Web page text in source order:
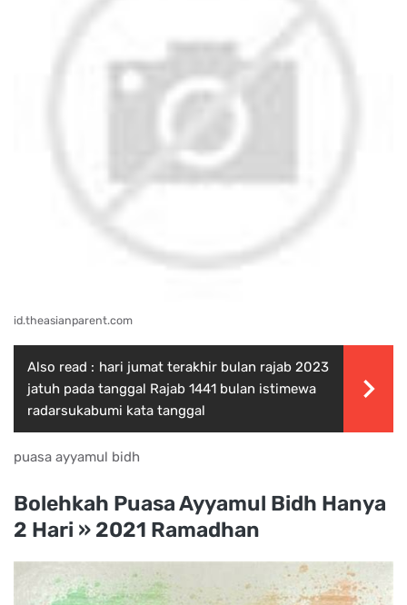
id.theasianparent.com
Also read : hari jumat terakhir bulan rajab 2023
jatuh pada tanggal Rajab 1441 bulan istimewa
radarsukabumi kata tanggal
puasa ayyamul bidh
Bolehkah Puasa Ayyamul Bidh Hanya
2 Hari » 2021 Ramadhan